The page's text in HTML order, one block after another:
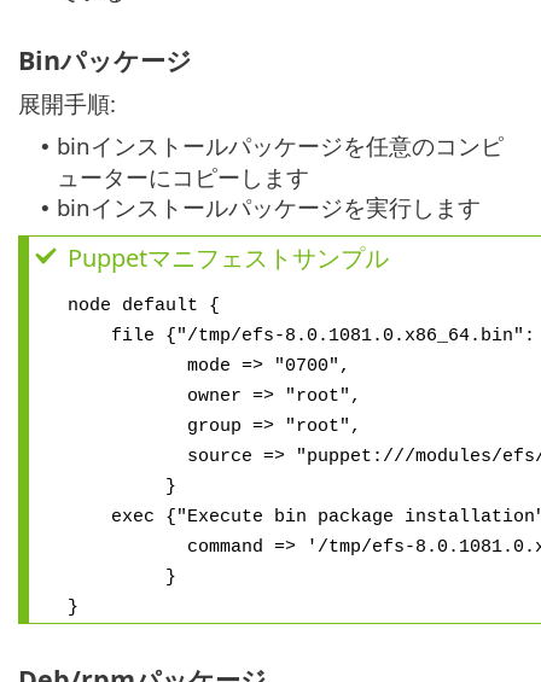
Binパッケージ
展開手順:
• binインストールパッケージを任意のコンピ
ューターにコピーします
• binインストールパッケージを実行します
Puppetマニフェストサンプル
node default {
file {"/tmp/efs-8.0.1081.0.x86_64.bin":
mode => "0700",
owner => "root",
group => "root",
source => "puppet:///modules/efs/
}
exec {"Execute bin package
command => '/tmp/efs-
}
}